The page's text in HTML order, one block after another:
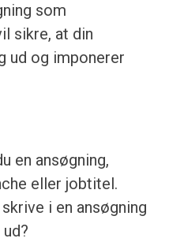
som
sikre, at din
ud og imponerer
en ansøgning,
eller jobtitel.
i en ansøgning